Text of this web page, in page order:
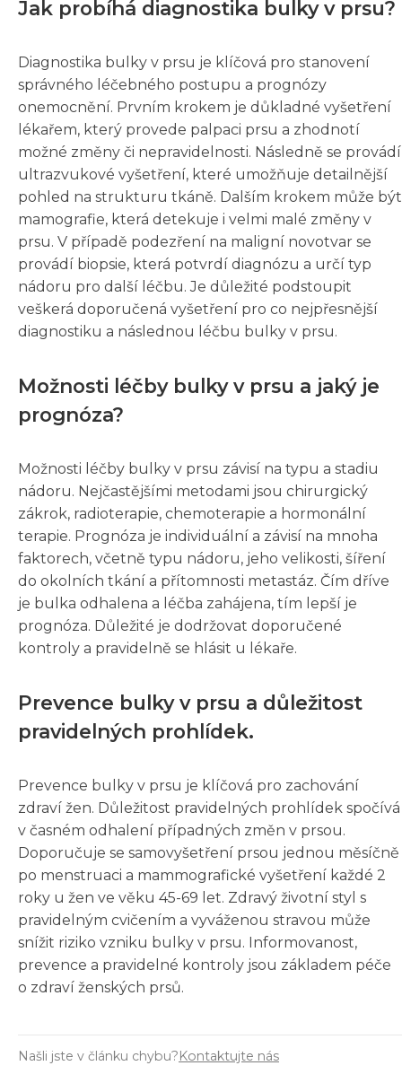
Jak probíhá diagnostika bulky v prsu?
Diagnostika bulky v prsu je klíčová pro stanovení
správného léčebného postupu a prognózy
onemocnění. Prvním krokem je důkladné vyšetření
lékařem, který provede palpaci prsu a zhodnotí
možné změny či nepravidelnosti. Následně se provádí
ultrazvukové vyšetření, které umožňuje detailnější
pohled na strukturu tkáně. Dalším krokem může být
mamografie, která detekuje i velmi malé změny v
prsu. V případě podezření na maligní novotvar se
provádí biopsie, která potvrdí diagnózu a určí typ
nádoru pro další léčbu. Je důležité podstoupit
veškerá doporučená vyšetření pro co nejpřesnější
diagnostiku a následnou léčbu bulky v prsu.
Možnosti léčby bulky v prsu a jaký je
prognóza?
Možnosti léčby bulky v prsu závisí na typu a stadiu
nádoru. Nejčastějšími metodami jsou chirurgický
zákrok, radioterapie, chemoterapie a hormonální
terapie. Prognóza je individuální a závisí na mnoha
faktorech, včetně typu nádoru, jeho velikosti, šíření
do okolních tkání a přítomnosti metastáz. Čím dříve
je bulka odhalena a léčba zahájena, tím lepší je
prognóza. Důležité je dodržovat doporučené
kontroly a pravidelně se hlásit u lékaře.
Prevence bulky v prsu a důležitost
pravidelných prohlídek.
Prevence bulky v prsu je klíčová pro zachování
zdraví žen. Důležitost pravidelných prohlídek spočívá
v časném odhalení případných změn v prsou.
Doporučuje se samovyšetření prsou jednou měsíčně
po menstruaci a mammografické vyšetření každé 2
roky u žen ve věku 45-69 let. Zdravý životní styl s
pravidelným cvičením a vyváženou stravou může
snížit riziko vzniku bulky v prsu. Informovanost,
prevence a pravidelné kontroly jsou základem péče
o zdraví ženských prsů.
Našli jste v článku chybu?Kontaktujte nás